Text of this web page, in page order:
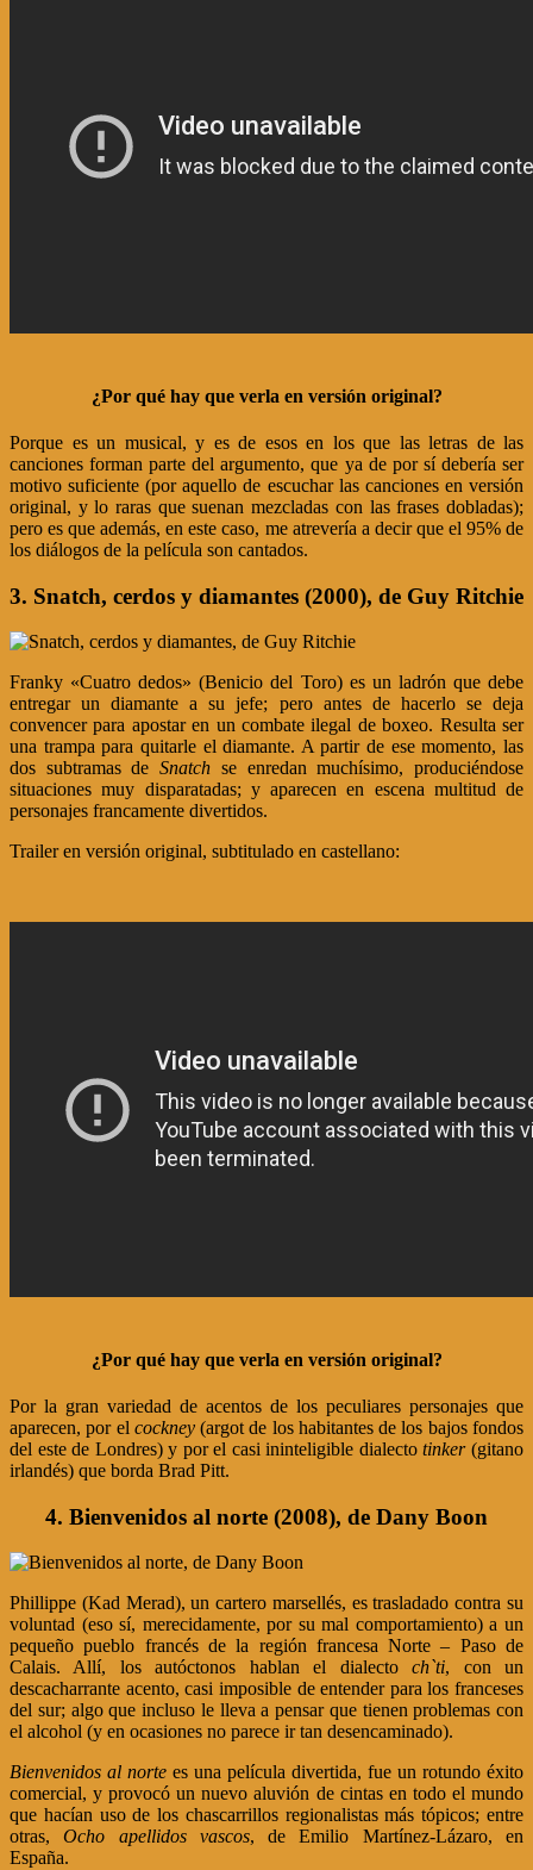
¿Por qué hay que verla en versión original?
Porque es un musical, y es de esos en los que las letras de las
canciones forman parte del argumento, que ya de por sí debería ser
motivo suficiente (por aquello de escuchar las canciones en versión
original, y lo raras que suenan mezcladas con las frases dobladas);
pero es que además, en este caso, me atrevería a decir que el 95% de
los diálogos de la película son cantados.
3. Snatch, cerdos y diamantes (2000), de Guy Ritchie
Franky «Cuatro dedos» (Benicio del Toro) es un ladrón que debe
entregar un diamante a su jefe; pero antes de hacerlo se deja
convencer para apostar en un combate ilegal de boxeo. Resulta ser
una trampa para quitarle el diamante. A partir de ese momento, las
dos subtramas deSnatch se enredan muchísimo, produciéndose
situaciones muy disparatadas; y aparecen en escena multitud de
personajes francamente divertidos.
Trailer en versión original, subtitulado en castellano:
¿Por qué hay que verla en versión original?
Por la gran variedad de acentos de los peculiares personajes que
aparecen, por el cockney(argot de los habitantes de los bajos fondos
del este de Londres) y por el casi ininteligible dialectotinker(gitano
irlandés) que borda Brad Pitt.
4. Bienvenidos al norte (2008), de Dany Boon
Phillippe (Kad Merad), un cartero marsellés, es trasladado contra su
voluntad (eso sí, merecidamente, por su mal comportamiento) a un
pequeño pueblo francés de la región francesa Norte – Paso de
Calais. Allí, los autóctonos hablan el dialectoch`ti, con un
descacharrante acento, casi imposible de entender para los franceses
del sur; algo que incluso le lleva a pensar que tienen problemas con
el alcohol (y en ocasiones no parece ir tan desencaminado).
Bienvenidos al norte es una película divertida, fue un rotundo éxito
comercial, y provocó un nuevo aluvión de cintas en todo el mundo
que hacían uso de los chascarrillos regionalistas más tópicos; entre
otras,Ocho apellidos vascos, de Emilio Martínez-Lázaro, en
España.